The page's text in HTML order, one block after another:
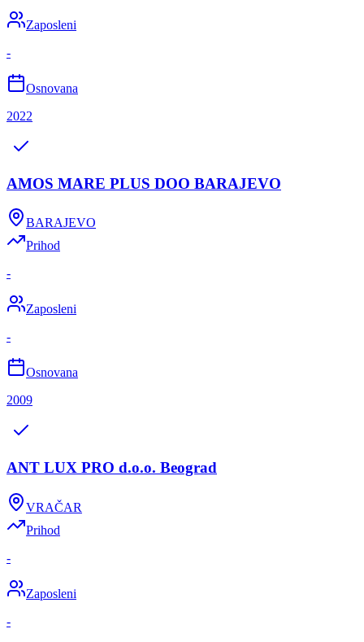
Zaposleni
-
Osnovana
2022
AMOS MARE PLUS DOO BARAJEVO
BARAJEVO
Prihod
-
Zaposleni
-
Osnovana
2009
ANT LUX PRO d.o.o. Beograd
VRAČAR
Prihod
-
Zaposleni
-